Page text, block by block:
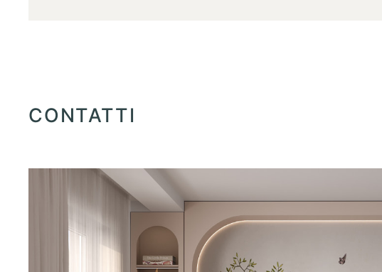
CONTATTI